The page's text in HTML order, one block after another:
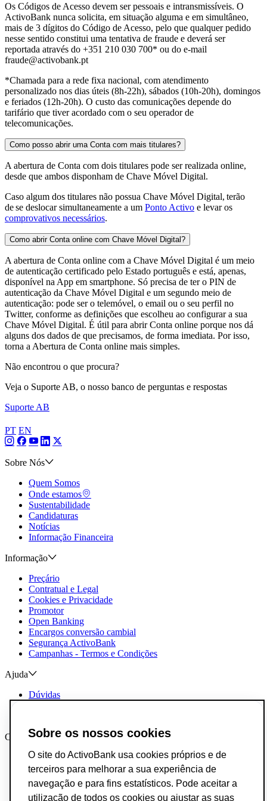
Os Códigos de Acesso devem ser pessoais e intransmissíveis. O
ActivoBank nunca solicita, em situação alguma e em simultâneo,
mais de 3 dígitos do Código de Acesso, pelo que qualquer pedido
nesse sentido constitui uma tentativa de fraude e deverá ser
reportada através do +351 210 030 700* ou do e-mail
fraude@activobank.pt
*Chamada para a rede fixa nacional, com atendimento
personalizado nos dias úteis (8h-22h), sábados (10h-20h), domingos
e feriados (12h-20h). O custo das comunicações depende do
tarifário que tiver acordado com o seu operador de
telecomunicações.
Como posso abrir uma Conta com mais titulares?
A abertura de Conta com dois titulares pode ser realizada online,
desde que ambos disponham de Chave Móvel Digital.
Caso algum dos titulares não possua Chave Móvel Digital, terão
de se deslocar simultaneamente a um Ponto Activo e levar os
comprovativos necessários.
Como abrir Conta online com Chave Móvel Digital?
A abertura de Conta online com a Chave Móvel Digital é um meio
de autenticação certificado pelo Estado português e está, apenas,
disponível na App em smartphone. Só precisa de ter o PIN de
autenticação da Chave Móvel Digital e um segundo meio de
autenticação: pode ser o telemóvel, o email ou o seu perfil no
Twitter, conforme as definições que escolheu ao configurar a sua
Chave Móvel Digital. É útil para abrir Conta online porque nos dá
alguns dos dados de que precisamos, de forma imediata. Por isso,
torna a Abertura de Conta online mais simples.
Não encontrou o que procura?
Veja o Suporte AB, o nosso banco de perguntas e respostas
Suporte AB
PT EN
Sobre Nós
Quem Somos
Onde estamos
Sustentabilidade
Candidaturas
Notícias
Informação Financeira
Informação
Preçário
Contratual e Legal
Cookies e Privacidade
Promotor
Open Banking
Encargos conversão cambial
Segurança ActivoBank
Campanhas - Termos e Condições
Ajuda
Dúvidas
Canais AB
App ActivoBank
App ActivoTrader
Metaverso
Incumprimento de Contratos de Crédito
Sobre os nossos cookies
O site do ActivoBank usa cookies próprios e de
terceiros para melhorar a sua experiência de
navegação e para fins estatísticos. Pode aceitar a
utilização de todos os cookies ou ajustar as suas